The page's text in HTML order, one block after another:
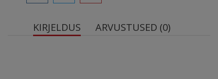
KIRJELDUS ARVUSTUSED (0)